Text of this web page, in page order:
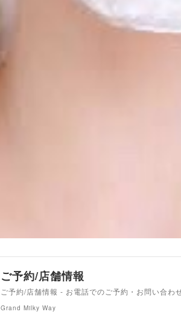
ご予約/店舗情報
ご予約/店舗情報 - お電話でのご予約・お問い合わ
Grand Milky Way